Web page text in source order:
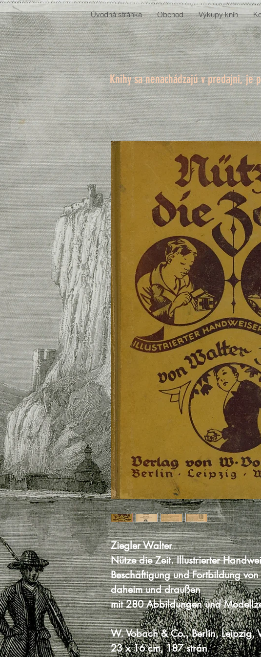
Úvodná stránka Obchod Výkupy kníh
Ziegler Walter
Nütze die Zeit. Illustrierter
Beschäftigung und Fortbildung
daheim und draußen
mit 280 Abbildungen und
W. Vobach & Co., Berlin,
23 x 16 cm, 187 strán
Knihy sa nenachádzajú v predajni, je